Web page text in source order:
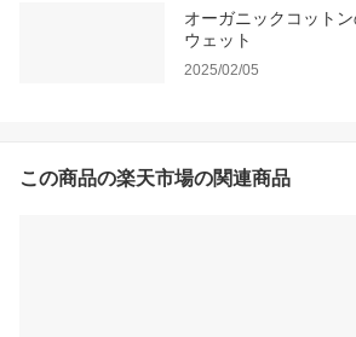
オーガニックコット
ウェット
2025/02/05
この商品の楽天市場の関連商品